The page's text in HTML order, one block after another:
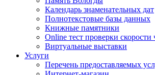
Календарь знаменательных дат
Полнотекстовые базы данных
Книжные памятники
Online тест проверки скорости
Виртуальные выставки
Услуги
Перечень предоставляемых